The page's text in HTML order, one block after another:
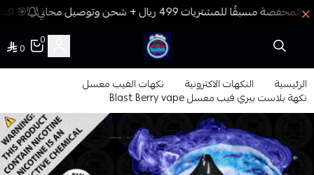
🎯
فيب المدينة
0
0
الرئيسية النكهات الاكترونية نكهات الفيب معسل
نكهة بلاست بيري فيب معسل Blast Berry vape